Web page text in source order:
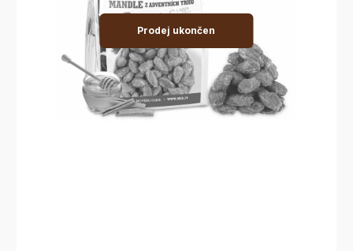
Prodej ukončen